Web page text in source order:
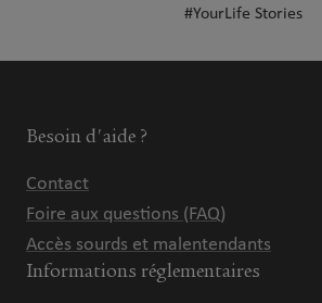
#YourLife Stories
Besoin d'aide ?
Contact
Foire aux questions (FAQ)
Accès sourds et malentendants
Informations réglementaires